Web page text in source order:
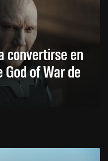
convertirse en
of War de